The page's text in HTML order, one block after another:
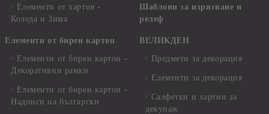
Елементи от хартия -
Коледа и Зима
Елементи от бирен картон
Елементи от бирен картон -
Декоративни рамки
Елементи от бирен картон -
Надписи на български
Шаблони за изрязване и
релеф
ВЕЛИКДЕН
Предмети за декорация
Елементи за декорация
Салфетки и хартии за
декупаж